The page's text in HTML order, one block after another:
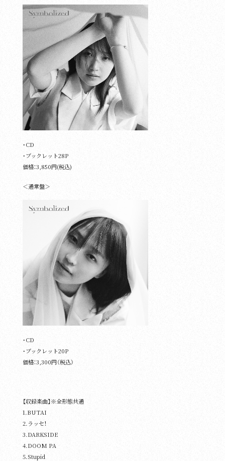
・CD
・ブックレット28P
価格：3,850円(税込)
＜通常盤＞
・CD
・ブックレット20P
価格：3,300円（税込）
【収録楽曲】※全形態共通
1.BUTAI
2.ラッセ！
3.DARKSIDE
4.DOOM PA
5.Stupid